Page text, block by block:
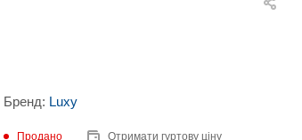
Бренд: Luxy
Продано Отримати гуртову ціну